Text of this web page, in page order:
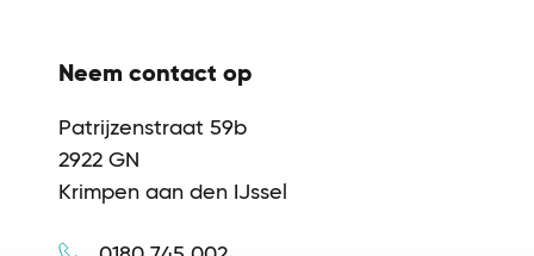
Neem contact op
Patrijzenstraat 59b
2922 GN
Krimpen aan den IJssel